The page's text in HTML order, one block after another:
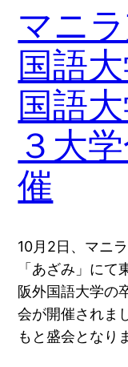
マニ
国語
国語
３大
催
10月2日、マニ
「あざみ」に
阪外国語大学の
会が開催されま
もと盛会となり